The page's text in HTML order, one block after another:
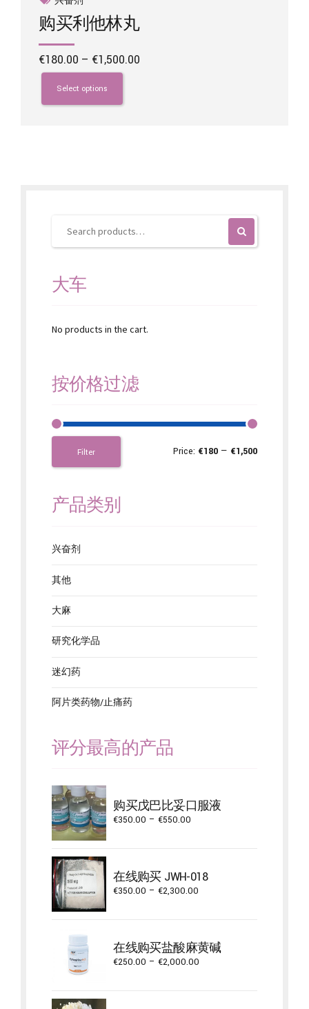
购买利他林丸
€180.00 – €1,500.00
Select options
This
product
has
product
大车
No products in the cart.
按价格过滤
Filter Price: €180 — €1,500
产品类别
兴奋剂
其他
大麻
研究化学品
迷幻药
阿片类药物/止痛药
评分最高的产品
购买戊巴比妥口服液
€350.00 – €550.00
€550.00
在线购买 JWH-018
€350.00 – €2,300.00
€2,300.00
在线购买盐酸麻黄碱
€250.00 – €2,000.00